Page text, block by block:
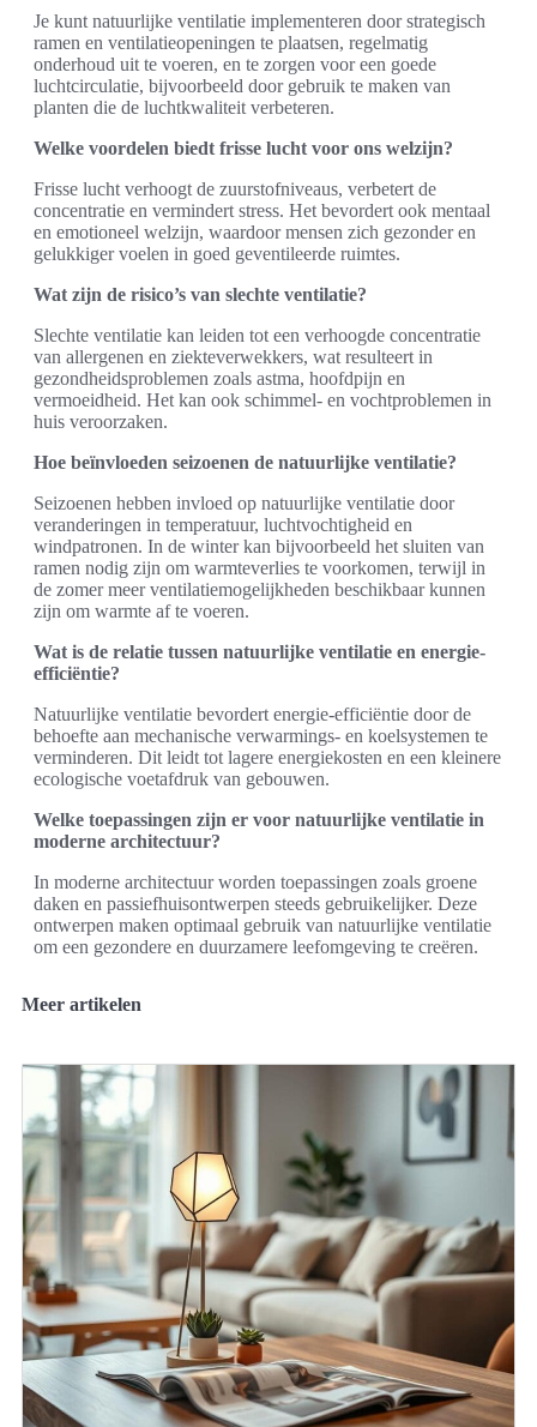
Je kunt natuurlijke ventilatie implementeren door strategisch
ramen en ventilatieopeningen te plaatsen, regelmatig
onderhoud uit te voeren, en te zorgen voor een goede
luchtcirculatie, bijvoorbeeld door gebruik te maken van
planten die de luchtkwaliteit verbeteren.
Welke voordelen biedt frisse lucht voor ons welzijn?
Frisse lucht verhoogt de zuurstofniveaus, verbetert de
concentratie en vermindert stress. Het bevordert ook mentaal
en emotioneel welzijn, waardoor mensen zich gezonder en
gelukkiger voelen in goed geventileerde ruimtes.
Wat zijn de risico’s van slechte ventilatie?
Slechte ventilatie kan leiden tot een verhoogde concentratie
van allergenen en ziekteverwekkers, wat resulteert in
gezondheidsproblemen zoals astma, hoofdpijn en
vermoeidheid. Het kan ook schimmel- en vochtproblemen in
huis veroorzaken.
Hoe beïnvloeden seizoenen de natuurlijke ventilatie?
Seizoenen hebben invloed op natuurlijke ventilatie door
veranderingen in temperatuur, luchtvochtigheid en
windpatronen. In de winter kan bijvoorbeeld het sluiten van
ramen nodig zijn om warmteverlies te voorkomen, terwijl in
de zomer meer ventilatiemogelijkheden beschikbaar kunnen
zijn om warmte af te voeren.
Wat is de relatie tussen natuurlijke ventilatie en energie-
efficiëntie?
Natuurlijke ventilatie bevordert energie-efficiëntie door de
behoefte aan mechanische verwarmings- en koelsystemen te
verminderen. Dit leidt tot lagere energiekosten en een kleinere
ecologische voetafdruk van gebouwen.
Welke toepassingen zijn er voor natuurlijke ventilatie in
moderne architectuur?
In moderne architectuur worden toepassingen zoals groene
daken en passiefhuisontwerpen steeds gebruikelijker. Deze
ontwerpen maken optimaal gebruik van natuurlijke ventilatie
om een gezondere en duurzamere leefomgeving te creëren.
Meer artikelen